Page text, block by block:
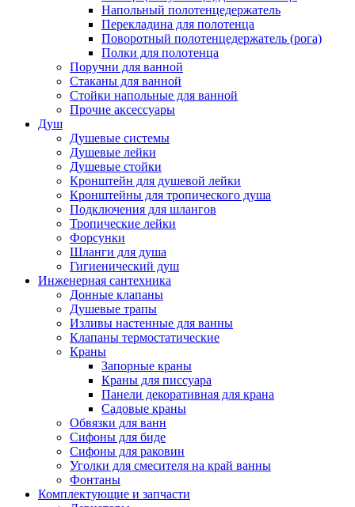
Напольный полотенцедержатель
Перекладина для полотенца
Поворотный полотенцедержатель (рога)
Полки для полотенца
Поручни для ванной
Стаканы для ванной
Стойки напольные для ванной
Прочие аксессуары
Душ
Душевые системы
Душевые лейки
Душевые стойки
Кронштейн для душевой лейки
Кронштейны для тропического душа
Подключения для шлангов
Тропические лейки
Форсунки
Шланги для душа
Гигиенический душ
Инженерная сантехника
Донные клапаны
Душевые трапы
Изливы настенные для ванны
Клапаны термостатические
Краны
Запорные краны
Краны для писсуара
Панели декоративная для крана
Садовые краны
Обвязки для ванн
Сифоны для биде
Сифоны для раковин
Уголки для смесителя на край ванны
Фонтаны
Комплектующие и запчасти